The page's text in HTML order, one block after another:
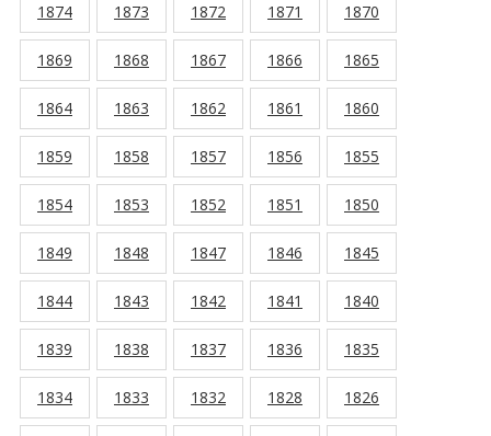
1874 1873 1872 1871 1870
1869 1868 1867 1866 1865
1864 1863 1862 1861 1860
1859 1858 1857 1856 1855
1854 1853 1852 1851 1850
1849 1848 1847 1846 1845
1844 1843 1842 1841 1840
1839 1838 1837 1836 1835
1834 1833 1832 1828 1826